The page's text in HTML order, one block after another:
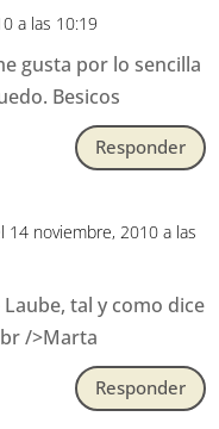
a las 10:19
gusta por lo sencilla
Besicos
Responder
14 noviembre, 2010 a las
tal y como dice
/>Marta
Responder